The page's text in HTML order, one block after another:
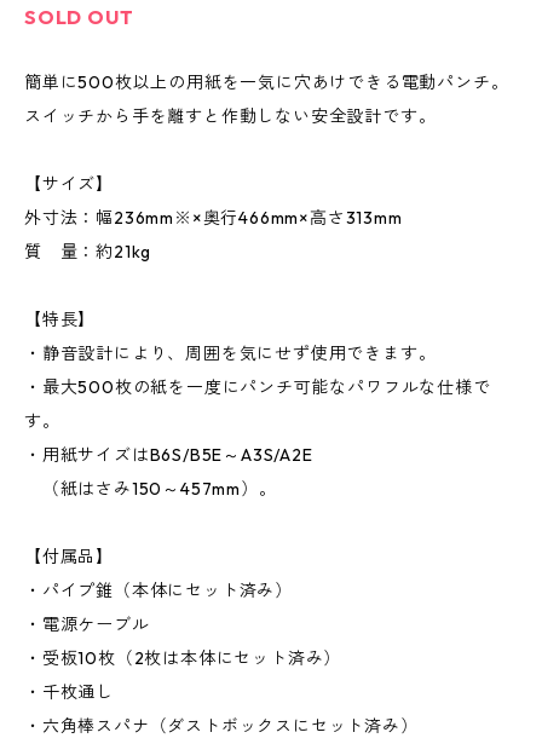
SOLD OUT
簡単に500枚以上の用紙を一気に穴あけできる電動パンチ。
スイッチから手を離すと作動しない安全設計です。
【サイズ】
外寸法：幅236mm※×奥行466mm×高さ313mm
質 量：約21kg
【特長】
・静音設計により、周囲を気にせず使用できます。
・最大500枚の紙を一度にパンチ可能なパワフルな仕様で
す。
・用紙サイズはB6S/B5E～A3S/A2E
（紙はさみ150～457mm）。
【付属品】
・パイプ錐（本体にセット済み）
・電源ケーブル
・受板10枚（2枚は本体にセット済み）
・千枚通し
・六角棒スパナ（ダストボックスにセット済み）